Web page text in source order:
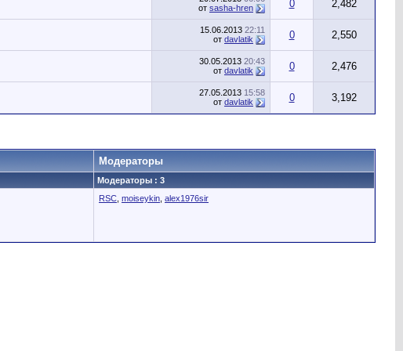
от sasha-hren 0 2,482
15.06.2013 22:11
от davlatik 0 2,550
30.05.2013 20:43
от davlatik 0 2,476
27.05.2013 15:58
от davlatik 0 3,192
Модераторы
Модераторы : 3
RSC moiseykin alex1976sir